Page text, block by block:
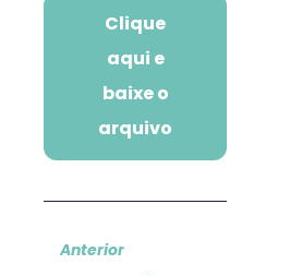
Clique
aqui e
baixe o
arquivo
Anterior